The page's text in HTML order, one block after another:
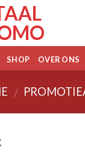
SHOP OVER ONS
/